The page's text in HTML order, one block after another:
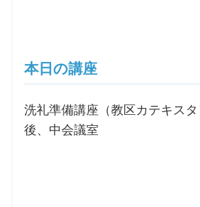
本日の講座
洗礼準備講座（教区カテキス
後、中会議室